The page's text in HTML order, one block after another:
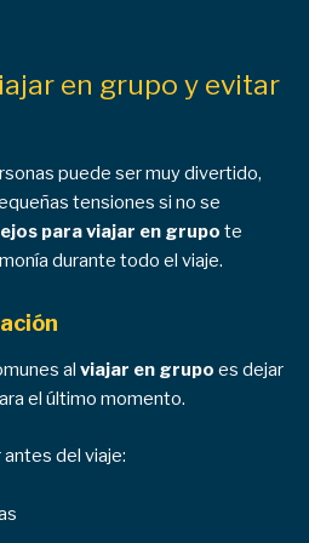
en grupo y evitar
puede ser muy divertido,
tensiones si no se
para viajar en grupo te
durante todo el viaje.
al viajar en grupo es dejar
el último momento.
del viaje: